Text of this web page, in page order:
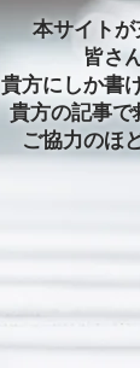
本サイト
皆さ
貴方にしか書
貴方の記事で
ご協力のほ